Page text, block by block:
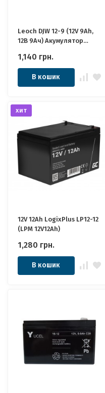
Leoch DJW 12-9 (12V 9Ah,
12В 9Ач) Акумулятор
1,140 грн.
В кошик
хит
12V 12Ah LogixPlus LP12-12
(LPM 12V12Ah)
1,280 грн.
В кошик